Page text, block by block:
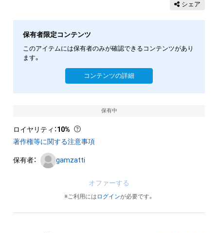
シェア
保有者限定コンテンツ
このアイテムには保有者のみが確認できるコンテンツがあり
ます。
コンテンツの詳細
保有中
ロイヤリティ ：10%
著作権等に関する注意事項
保有者： gamzatti
オファーする
※ご利用には ログインが必要です。